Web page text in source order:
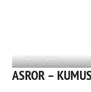
21 ОКТ 2022
2 860 0
ASROR –